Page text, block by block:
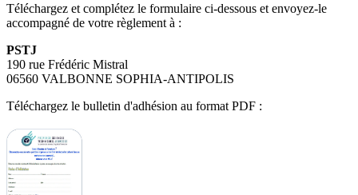
Téléchargez et complétez le formulaire ci-dessous et envoyez-le
accompagné de votre règlement à :
PSTJ
190 rue Frédéric Mistral
06560 VALBONNE SOPHIA-ANTIPOLIS
Téléchargez le bulletin d'adhésion au format PDF :